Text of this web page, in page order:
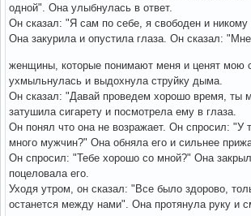
одной". Она улыбнулась в ответ.
Он сказал: "Я сам по себе, я свободен и никому
Она закурила и опустила глаза. Он сказал:
женщины, которые понимают меня и ценят мою
ухмыльнулась и выдохнула струйку дыма.
Он сказал: "Давай проведем хорошо время, ты
затушила сигарету и посмотрела ему в глаза.
Он понял что она не возражает. Он спросил: "У
много мужчин?" Она обняла его и сильнее
Он спросил: "Тебе хорошо со мной?" Она
поцеловала его.
Уходя утром, он сказал: "Все было здорово,
останется между нами". Она протянула руку и